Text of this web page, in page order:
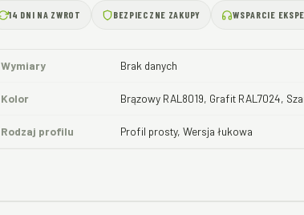
14 DNI NA ZWROT BEZPIECZNE ZAKUPY WSPARCIE
Wymiary Brak danych
Kolor Brązowy RAL8019, Grafit RAL7024,
Rodzaj profilu Profil prosty, Wersja łukowa